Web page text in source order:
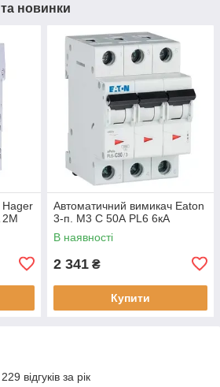
та новинки
Hager
2M
Автоматичний вимикач Eaton
3-п. М3 С 50А PL6 6кА
В наявності
2 341 ₴
Купити
відгуків за рік